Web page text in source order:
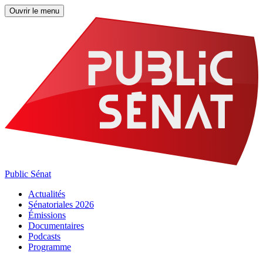
Ouvrir le menu
Public Sénat
Actualités
Sénatoriales 2026
Émissions
Documentaires
Podcasts
Programme